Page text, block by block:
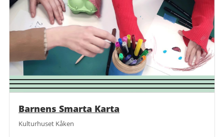
Barnens Smarta Karta
Kulturhuset Kåken